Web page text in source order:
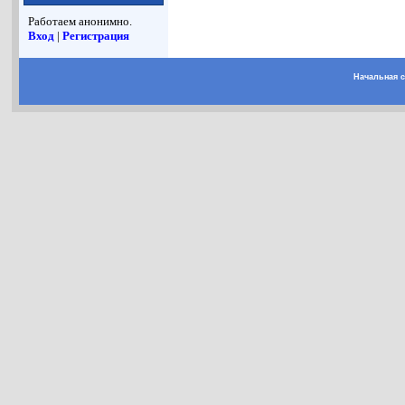
Работаем анонимно.
Вход |Регистрация
Начальная